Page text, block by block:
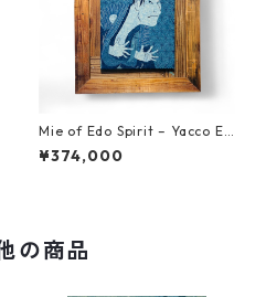
Mie of Edo Spirit – Yacco Ed
o-bei Original Artwork (NFT
Certified | One of a Kind)
¥374,000
の商品